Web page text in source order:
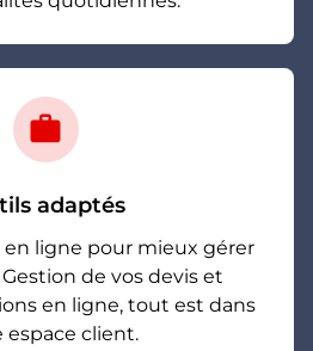
work
adaptés
en ligne pour mieux gérer
de vos devis et
en ligne, tout est dans
espace client.